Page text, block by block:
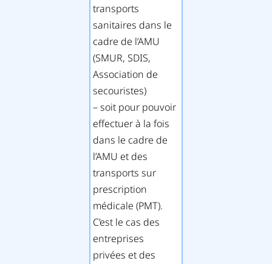
transports
sanitaires dans le
cadre de l’AMU
(SMUR, SDIS,
Association de
secouristes)
– soit pour pouvoir
effectuer à la fois
dans le cadre de
l’AMU et des
transports sur
prescription
médicale (PMT).
C’est le cas des
entreprises
privées et des